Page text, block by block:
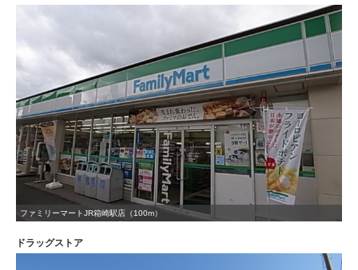
ファミリーマートJR箱崎駅店（100m）
ドラッグストア